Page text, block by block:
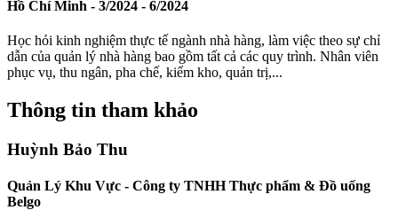
Hồ Chí Minh - 3/2024 - 6/2024
Học hỏi kinh nghiệm thực tế ngành nhà hàng, làm việc theo sự chỉ
dẫn của quản lý nhà hàng bao gồm tất cả các quy trình. Nhân viên
phục vụ, thu ngân, pha chế, kiểm kho, quản trị,...
Thông tin tham khảo
Huỳnh Bảo Thu
Quản Lý Khu Vực - Công ty TNHH Thực phẩm & Đồ uống
Belgo